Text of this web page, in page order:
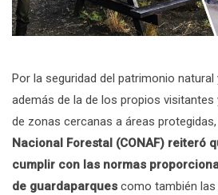
Por la seguridad del patrimonio natural
además de la de los propios
de zonas cercanas a áreas protegidas,
Nacional Forestal (CONAF) reiteró
cumplir con las normas
de guardaparques como también